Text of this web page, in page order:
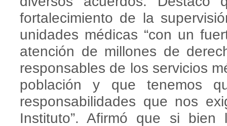
fortalecimiento de la
unidades médicas “con un
atención de millones de
responsables de los servicios
población y que tenemos
responsabilidades que nos
Instituto”. Afirmó que si